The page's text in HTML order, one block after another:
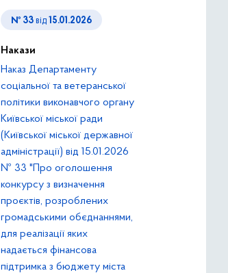
№ 33 від 15.01.2026
Накази
Наказ Департаменту
соціальної та ветеранської
політики виконавчого органу
Київської міської ради
(Київської міської державної
адміністрації) від 15.01.2026
№ 33 "Про оголошення
конкурсу з визначення
проєктів, розроблених
громадськими обєднаннями,
для реалізації яких
надається фінансова
підтримка з бюджету міста